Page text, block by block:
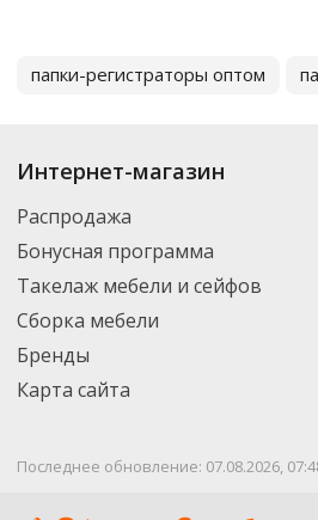
папки-регистраторы оптом
Интернет-магазин
Распродажа
Бонусная программа
Такелаж мебели и сейфов
Сборка мебели
Бренды
Карта сайта
Последнее обновление: 07.08.2026,